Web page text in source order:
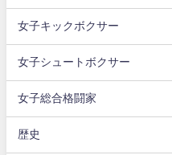
女子キックボクサー
女子シュートボクサー
女子総合格闘家
歴史